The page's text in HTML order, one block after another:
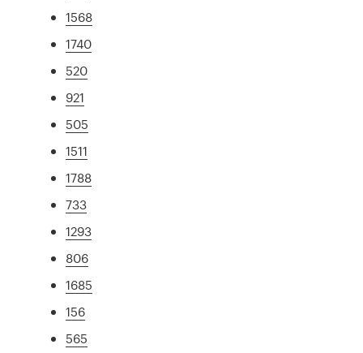
1568
1740
520
921
505
1511
1788
733
1293
806
1685
156
565